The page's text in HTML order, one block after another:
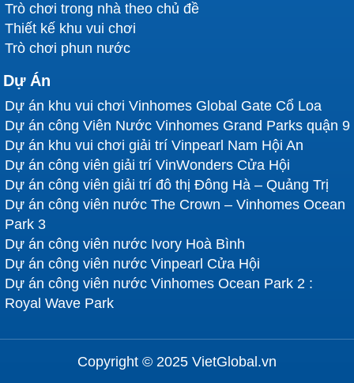
Trò chơi trong nhà theo chủ đề
Thiết kế khu vui chơi
Trò chơi phun nước
Dự Án
Dự án khu vui chơi Vinhomes Global Gate Cổ Loa
Dự án công Viên Nước Vinhomes Grand Parks quận 9
Dự án khu vui chơi giải trí Vinpearl Nam Hội An
Dự án công viên giải trí VinWonders Cửa Hội
Dự án công viên giải trí đô thị Đông Hà – Quảng Trị
Dự án công viên nước The Crown – Vinhomes Ocean
Park 3
Dự án công viên nước Ivory Hoà Bình
Dự án công viên nước Vinpearl Cửa Hội
Dự án công viên nước Vinhomes Ocean Park 2 :
Royal Wave Park
Copyright © 2025 VietGlobal.vn